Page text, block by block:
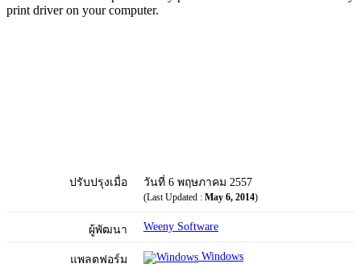
print driver on your computer.
ปรับปรุงเมื่อ วันที่ 6 พฤษภาคม 2557
(Last Updated : May 6, 2014)
ผู้พัฒนา Weeny Software
แพลตฟอร์ม Windows